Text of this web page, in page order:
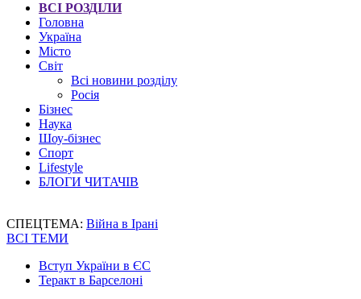
ВСІ РОЗДІЛИ
Головна
Україна
Місто
Світ
Всі новини розділу
Росія
Бізнес
Наука
Шоу-бізнес
Спорт
Lifestyle
БЛОГИ ЧИТАЧІВ
СПЕЦТЕМА: Війна в Ірані
ВСІ ТЕМИ
Вступ України в ЄС
Теракт в Барселоні